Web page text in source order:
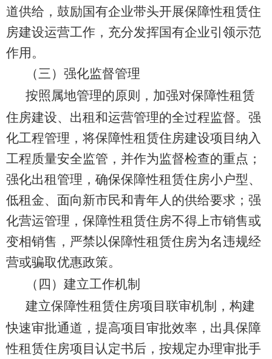
道供给，鼓励国有企业带头开展保障性租赁住
房建设运营工作，充分发挥国有企业引领示范
作用。
（三） 强化监督管理
按照属地管理的原则， 加强对保障性租赁
住房建设、 出租和运营管理的全过程监督。强
化工程管理，将保障性租赁住房建设项目纳入
工程质量安全监管 ，并作为监督检查的重点；
强化出租管理，确保保障性租赁住房小户型、
低租金、面向新市民和青年人的供给要求；强
化营运管理， 保障性租赁住房不得上市销售或
变相销售，严禁以保障性租赁住房为名违规经
营或骗取优惠政策。
（四） 建立工作机制
建立保障性租赁住房项目联审机制，构建
快速审批通道，提高项目审批效率，出具保障
性租赁住房项目认定书后，按规定办理审批手